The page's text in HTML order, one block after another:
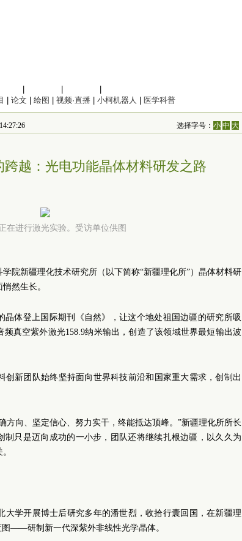
论文 绘图 视频·直播 小柯机器人 医学科普
选择字号：小 中 大
越：光电功能晶体材料研发之路
在进行激光实验。受访单位供图
院新疆理化技术研究所（以下简称“新疆理化所”）晶体材料研
然生长。
晶体登上国际期刊《自然》，让这个地处祖国边疆的研究所吸
真空紫外激光158.9纳米输出，创造了该领域世界最短输出波
创新团队始终坚持面向世界科技前沿和国家重大需求，创制出
方向、坚定信心、努力实干，终能抵达顶峰。”新疆理化所所长
制只是迈向成功的一小步，团队还将继续扎根边疆，以久久为
大学开展博士后研究多年的潘世烈，收拾行囊回国，在新疆理
——研制新一代深紫外非线性光学晶体。